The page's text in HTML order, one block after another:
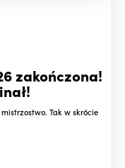
zakończona!
Tak w skrócie